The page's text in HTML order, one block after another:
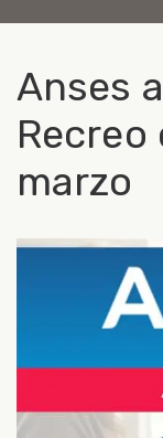
Anses
Recreo
marzo